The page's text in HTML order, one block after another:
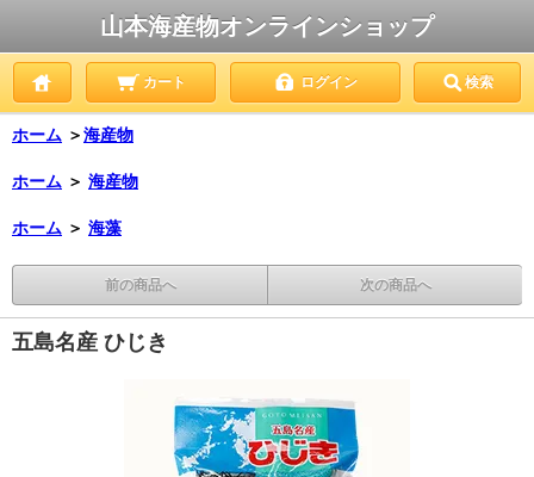
山本海産物オンラインショップ
カート ログイン 検索
ホーム ＞海産物
ホーム ＞ 海産物
ホーム ＞ 海藻
前の商品へ 次の商品へ
五島名産 ひじき